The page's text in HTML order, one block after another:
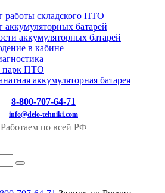
работы складского ПТО
батарей
аккумуляторных батарей
в кабине
парк ПТО
аккумуляторная батарея
8-800-707-64-71
info@delo-tehniki.com
Работаем по всей РФ